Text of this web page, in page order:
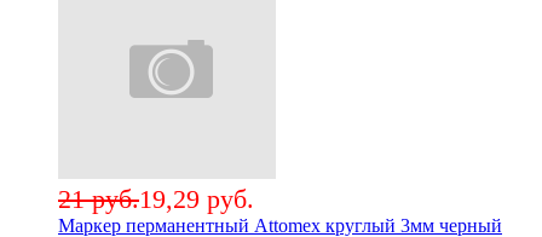
19,29 руб.
21 руб.
Маркер перманентный Attomex круглый 3мм черный